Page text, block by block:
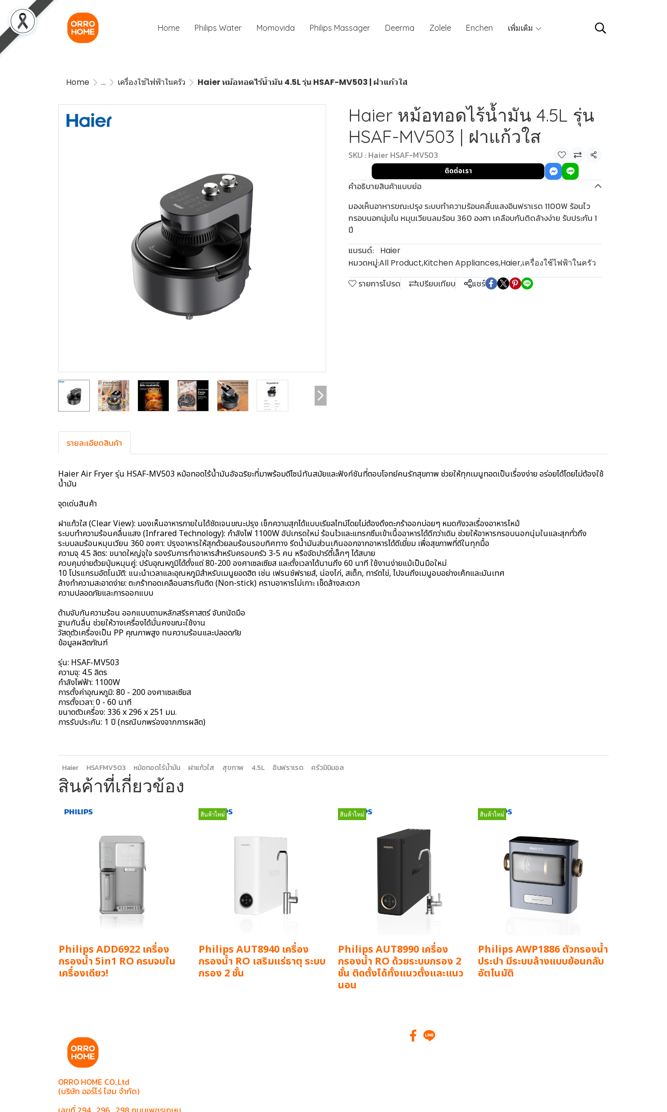
Home Philips Water Momovida Philips Massager Deerma Zolele Enchen เพิ่มเติม
Home ... เครื่องใช้ไฟฟ้าในครัว Haier หม้อทอดไร้น้ำมัน 4.5L รุ่น HSAF-MV503 | ฝาแก้วใส
Haier หม้อทอดไร้น้ำมัน 4.5L รุ่น
HSAF-MV503 | ฝาแก้วใส
SKU : Haier HSAF-MV503
แชร์
ติดต่อเรา
คำอธิบายสินค้าแบบย่อ
มองเห็นอาหารขณะปรุง ระบบทำความร้อนคลื่นแสงอินฟราเรด 1100W ร้อนไว
กรอบนอกนุ่มใน หมุนเวียนลมร้อน 360 องศา เคลือบกันติดล้างง่าย รับประกัน 1
ปี
แบรนด์:
Haier
หมวดหมู่:All Product,Kitchen Appliances,Haier,เครื่องใช้ไฟฟ้าในครัว
รายการโปรด เปรียบเทียบ แชร์
รายละเอียดสินค้า
Haier Air Fryer รุ่น HSAF-MV503 หม้อทอดไร้น้ำมันอัจฉริยะที่มาพร้อมดีไซน์ทันสมัยและฟังก์ชันที่ตอบโจทย์คนรักสุขภาพ ช่วยให้ทุกเมนูทอดเป็นเรื่องง่าย อร่อยได้โดยไม่ต้องใช้
น้ำมัน
จุดเด่นสินค้า
ฝาแก้วใส (Clear View): มองเห็นอาหารภายในได้ชัดเจนขณะปรุง เช็กความสุกได้แบบเรียลไทม์โดยไม่ต้องดึงตะกร้าออกบ่อยๆ หมดกังวลเรื่องอาหารไหม้
ระบบทำความร้อนคลื่นแสง (Infrared Technology): กำลังไฟ 1100W อัปเกรดใหม่ ร้อนไวและแทรกซึมเข้าเนื้ออาหารได้ดีกว่าเดิม ช่วยให้อาหารกรอบนอกนุ่มในและสุกทั่วถึง
ระบบลมร้อนหมุนเวียน 360 องศา: ปรุงอาหารให้สุกด้วยลมร้อนรอบทิศทาง รีดน้ำมันส่วนเกินออกจากอาหารได้ดีเยี่ยม เพื่อสุขภาพที่ดีในทุกมื้อ
ความจุ 4.5 ลิตร: ขนาดใหญ่จุใจ รองรับการทำอาหารสำหรับครอบครัว 3-5 คน หรือจัดปาร์ตี้เล็กๆ ได้สบาย
ควบคุมง่ายด้วยปุ่มหมุนคู่: ปรับอุณหภูมิได้ตั้งแต่ 80-200 องศาเซลเซียส และตั้งเวลาได้นานถึง 60 นาที ใช้งานง่ายแม้เป็นมือใหม่
10 โปรแกรมอัตโนมัติ: แนะนำเวลาและอุณหภูมิสำหรับเมนูยอดฮิต เช่น เฟรนช์ฟรายส์, น่องไก่, สเต็ก, ทาร์ตไข่, ไปจนถึงเมนูอบอย่างเค้กและมันเทศ
ล้างทำความสะอาดง่าย: ตะกร้าทอดเคลือบสารกันติด (Non-stick) คราบอาหารไม่เกาะ เช็ดล้างสะดวก
ความปลอดภัยและการออกแบบ
ด้ามจับกันความร้อน ออกแบบตามหลักสรีรศาสตร์ จับถนัดมือ
ฐานกันลื่น ช่วยให้วางเครื่องได้มั่นคงขณะใช้งาน
วัสดุตัวเครื่องเป็น PP คุณภาพสูง ทนความร้อนและปลอดภัย
ข้อมูลผลิตภัณฑ์
รุ่น: HSAF-MV503
ความจุ: 4.5 ลิตร
กำลังไฟฟ้า: 1100W
การตั้งค่าอุณหภูมิ: 80 - 200 องศาเซลเซียส
การตั้งเวลา: 0 - 60 นาที
ขนาดตัวเครื่อง: 336 x 296 x 251 มม.
การรับประกัน: 1 ปี (กรณีบกพร่องจากการผลิต)
Haier HSAFMV503 หม้อทอดไร้น้ำมัน ฝาแก้วใส สุขภาพ 4.5L อินฟราเรด ครัวมินิมอล
สินค้าที่เกี่ยวข้อง
Philips ADD6922 เครื่อง
กรองน้ำ 5in1 RO ครบจบใน
เครื่องเดียว!
สินค้าใหม่
Philips AUT8940 เครื่อง
กรองน้ำ RO เสริมแร่ธาตุ ระบบ
กรอง 2 ชั้น
สินค้าใหม่
Philips AUT8990 เครื่อง
กรองน้ำ RO ด้วยระบบกรอง 2
ชั้น ติดตั้งได้ทั้งแนวตั้งและแนว
นอน
สินค้าใหม่
Philips AWP1886 ตัวกรองน้ำ
ประปา มีระบบล้างแบบย้อนกลับ
อัตโนมัติ
ORRO HOME CO.,Ltd
(บริษัท ออร์โร่ โฮม จำกัด)